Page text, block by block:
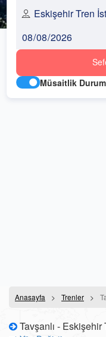
Müsaitlik
Anasayfa Trenler
Tavşanlı -